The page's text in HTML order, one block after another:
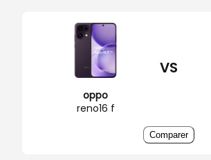
oppo
reno16 f
VS
Comparer